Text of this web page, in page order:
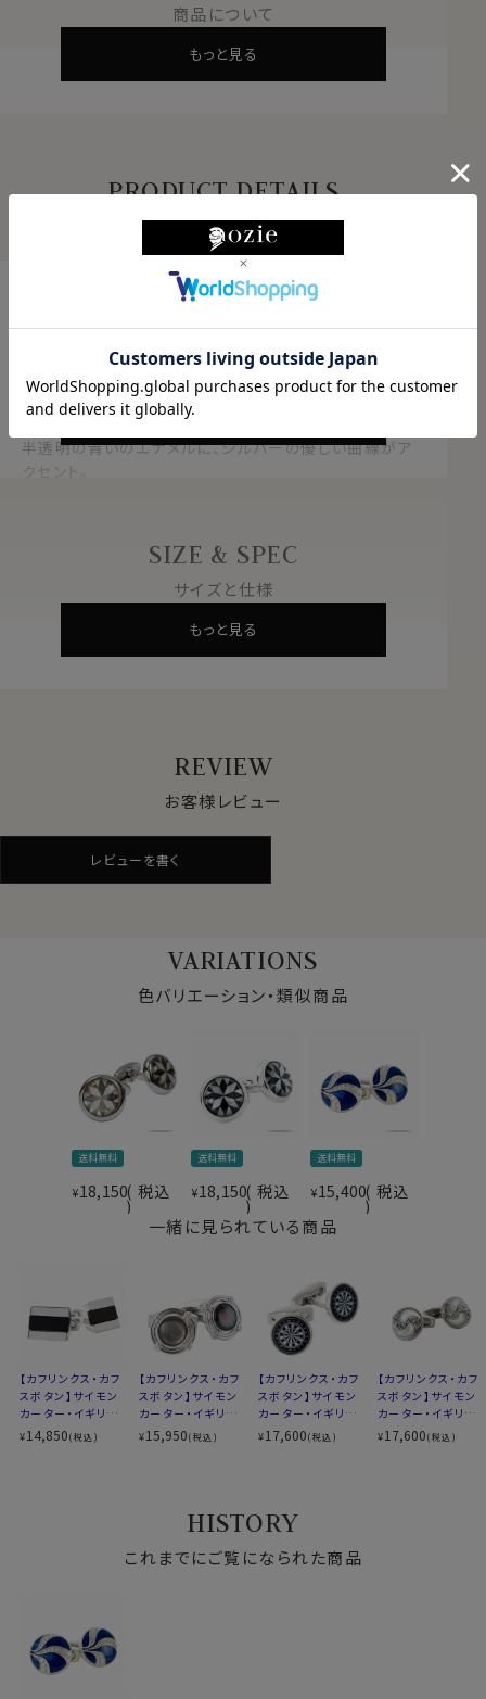
商品について
もっと見る
PRODUCT DETAILS
商品説明
アールデコを思わせる洗練されたデザイン
サイモンカーターカフリンクス
自然な形のアイデアを含むアールデコのボタンからイン
スパイアされたカフリンクス。
半透明の青いのエナメルに、シルバーの優しい曲線がア
クセント。
～ SIMON CARTER サイモン・カーター ～
1985年にオーナー兼デザイナーであるサイモンカーター
氏によりロンドンで設立された、英国内で著名なアクセサ
「1930年代の英国スタイル」をコンセプトに展開され「キ
ング・オブ・カフリンクス」として世界中で知られています。
ご自身使いはもちろんのこと、大切な方へのプレゼントと
素材
エナメル・真鍮
ブルー×シルバー
イギリス
※素材の特性により、実際の商品の色は写真と異なる
場合があります
もっと見る
SIZE & SPEC
サイズと仕様
もっと見る
REVIEW
お客様レビュー
レビューを書く
VARIATIONS
色バリエーション・類似商品
送料無料
¥18,150 税込
送料無料
¥18,150 税込
送料無料
¥15,400 税込
一緒に見られている商品
【カフリンクス・カフ
スボタン】サイモン
カーター・イギリス
製・Chunky Half
Barrel Onyx・長方
¥14,850(税込)
【カフリンクス・カフ
スボタン】サイモン
カーター・イギリス
製・LIFEBUOY Gre
y Mother Of Pear
¥15,950(税込)
【カフリンクス・カフ
スボタン】サイモン
カーター・イギリス
製・HOBBIES dart
board・ラウンド
¥17,600(税込)
【カフリンクス・カフ
スボタン】サイモン
カーター・イギリス
製・Mother Of Pea
rl Crystal Spira
¥17,600(税込)
HISTORY
これまでにご覧になられた商品